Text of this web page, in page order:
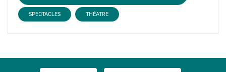
SPECTACLES THÉATRE